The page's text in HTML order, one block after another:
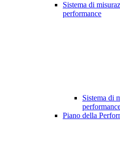
Sistema di
performance
Sistema di
Piano della